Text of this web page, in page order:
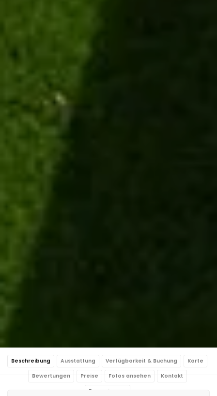
Beschreibung Ausstattung Verfügbarkeit & Buchung Karte
Bewertungen Preise Fotos ansehen Kontakt
Reservierung